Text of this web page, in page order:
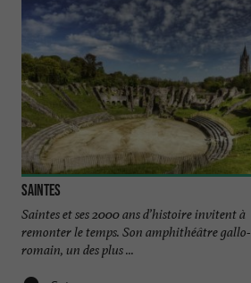
Saintes
Saintes et ses 2000 ans d’histoire invitent à
remonter le temps. Son amphithéâtre gallo-
romain, un des plus ...